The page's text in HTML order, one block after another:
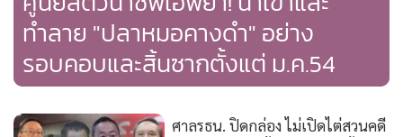
ทำลาย "ปลาหมอคางดำ" อย่าง
รอบคอบและสิ้นซากตั้งแต่ ม.ค.54
ศาลรธน. ปิดกล่อง ไม่เปิดไต่สวนคดี